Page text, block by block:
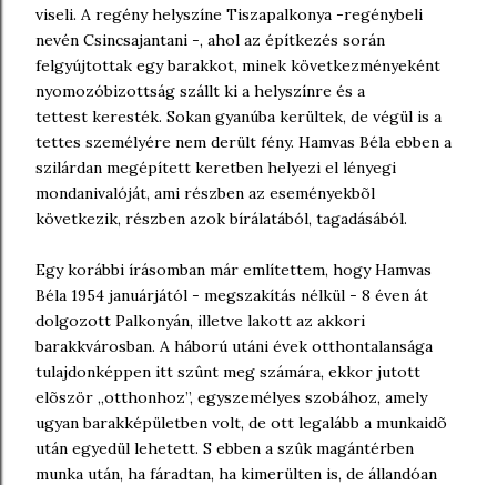
viseli. A regény helyszíne Tiszapalkonya -regénybeli
nevén Csincsajantani -, ahol az építkezés során
felgyújtottak egy barakkot, minek következményeként
nyomozóbizottság szállt ki a helyszínre és a
tettest keresték. Sokan gyanúba kerültek, de végül is a
tettes személyére nem derült fény. Hamvas Béla ebben a
szilárdan megépített keretben helyezi el lényegi
mondanivalóját, ami részben az eseményekbõl
következik, részben azok bírálatából, tagadásából.
Egy korábbi írásomban már említettem, hogy Hamvas
Béla 1954 januárjától - megszakítás nélkül - 8 éven át
dolgozott Palkonyán, illetve lakott az akkori
barakkvárosban. A háború utáni évek otthontalansága
tulajdonképpen itt szûnt meg számára, ekkor jutott
elõször ,,otthonhoz”, egyszemélyes szobához, amely
ugyan barakképületben volt, de ott legalább a munkaidõ
után egyedül lehetett. S ebben a szûk magántérben
munka után, ha fáradtan, ha kimerülten is, de állandóan